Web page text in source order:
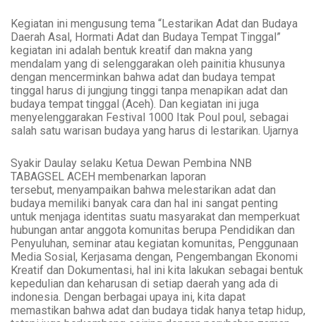
Kegiatan ini mengusung tema “Lestarikan Adat dan Budaya
Daerah Asal, Hormati Adat dan Budaya Tempat Tinggal”
kegiatan ini adalah bentuk kreatif dan makna yang
mendalam yang di selenggarakan oleh painitia khusunya
dengan mencerminkan bahwa adat dan budaya tempat
tinggal harus di jungjung tinggi tanpa menapikan adat dan
budaya tempat tinggal (Aceh). Dan kegiatan ini juga
menyelenggarakan Festival 1000 Itak Poul poul , sebagai
salah satu warisan budaya yang harus di lestarikan. Ujarnya
Syakir Daulay selaku Ketua Dewan Pembina NNB
TABAGSEL ACEH membenarkan laporan
tersebut, menyampaikan bahwa melestarikan adat dan
budaya memiliki banyak cara dan hal ini sangat penting
untuk menjaga identitas suatu masyarakat dan memperkuat
hubungan antar anggota komunitas berupa Pendidikan dan
Penyuluhan, seminar atau kegiatan komunitas, Penggunaan
Media Sosial, Kerjasama dengan, Pengembangan Ekonomi
Kreatif dan Dokumentasi, hal ini kita lakukan sebagai bentuk
kepedulian dan keharusan di setiap daerah yang ada di
indonesia. Dengan berbagai upaya ini, kita dapat
memastikan bahwa adat dan budaya tidak hanya tetap hidup,